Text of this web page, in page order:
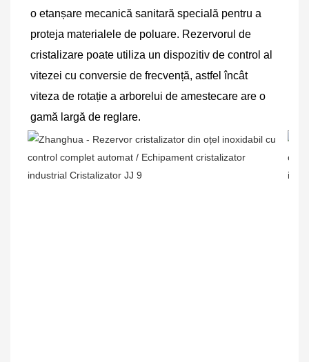
o etanșare mecanică sanitară specială pentru a
proteja materialele de poluare. Rezervorul de
cristalizare poate utiliza un dispozitiv de control al
vitezei cu conversie de frecvență, astfel încât
viteza de rotație a arborelui de amestecare are o
gamă largă de reglare.